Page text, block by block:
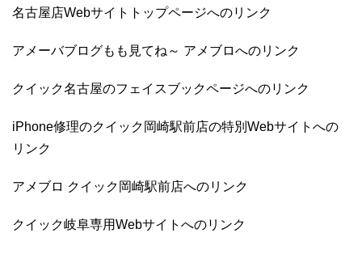
名古屋店Webサイトトップページへのリンク
アメーバブログもも見てね～ アメブロへのリンク
クイック名古屋のフェイスブックページへのリンク
iPhone修理のクイック岡崎駅前店の特別Webサイトへの
リンク
アメブロ クイック岡崎駅前店へのリンク
クイック岐阜専用Webサイトへのリンク